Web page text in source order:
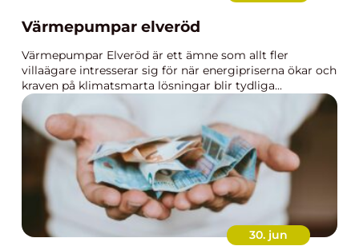
Värmepumpar elveröd
Värmepumpar Elveröd är ett ämne som allt fler
villaägare intresserar sig för när energipriserna ökar och
kraven på klimatsmarta lösningar blir tydliga...
30. jun